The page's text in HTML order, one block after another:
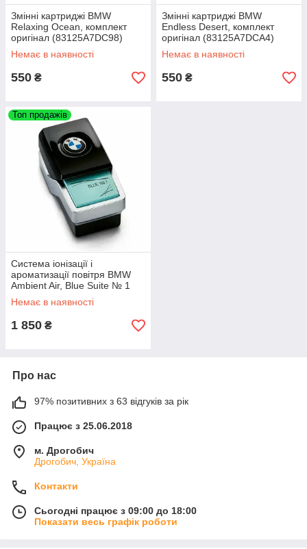
Змінні картриджі BMW
Relaxing Ocean, комплект
оригінал (83125A7DC98)
Немає в наявності
550 ₴
Змінні картриджі BMW
Endless Desert, комплект
оригінал (83125A7DCA4)
Немає в наявності
550 ₴
Топ продажів
Система іонізації і
ароматизації повітря BMW
Ambient Air, Blue Suite № 1
(64119382585)
Немає в наявності
1 850 ₴
Про нас
97% позитивних з 63 відгуків за рік
Працює з 25.06.2018
м. Дрогобич
Дрогобич, Україна
Контакти
Сьогодні працює з 09:00 до 18:00
Показати весь графік роботи